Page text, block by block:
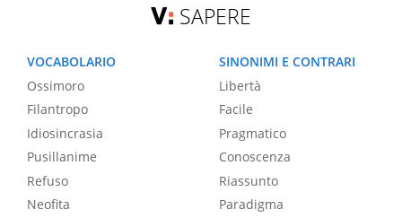
SAPERE
VOCABOLARIO
Ossimoro
Filantropo
Idiosincrasia
Pusillanime
Refuso
Neofita
SINONIMI E CONTRARI
Libertà
Facile
Pragmatico
Conoscenza
Riassunto
Paradigma